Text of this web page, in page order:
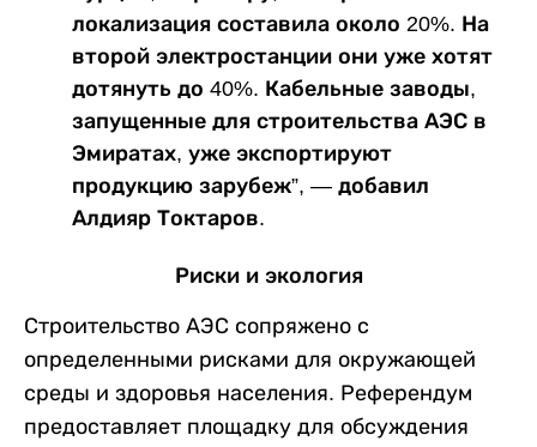
локализация составила около 20%. На
второй электростанции они уже хотят
дотянуть до 40%. Кабельные заводы,
запущенные для строительства АЭС в
Эмиратах, уже экспортируют
продукцию зарубеж”, — добавил
Алдияр Токтаров.
Риски и экология
Строительство АЭС сопряжено с
определенными рисками для окружающей
среды и здоровья населения. Референдум
предоставляет площадку для обсуждения